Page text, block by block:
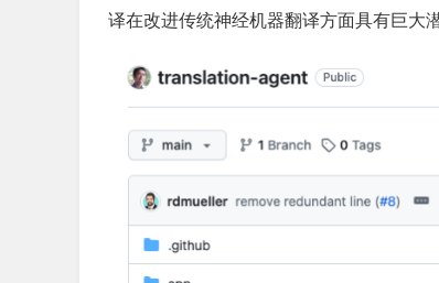
译在改进传统神经机器翻译方面具有巨大潜